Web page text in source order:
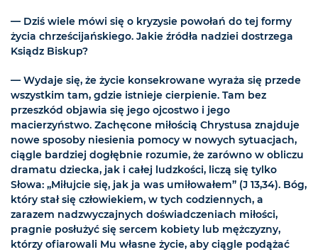
— Dziś wiele mówi się o kryzysie powołań do tej formy
życia chrześcijańskiego. Jakie źródła nadziei dostrzega
Ksiądz Biskup?
— Wydaje się, że życie konsekrowane wyraża się przede
wszystkim tam, gdzie istnieje cierpienie. Tam bez
przeszkód objawia się jego ojcostwo i jego
macierzyństwo. Zachęcone miłością Chrystusa znajduje
nowe sposoby niesienia pomocy w nowych sytuacjach,
ciągle bardziej dogłębnie rozumie, że zarówno w obliczu
dramatu dziecka, jak i całej ludzkości, liczą się tylko
Słowa: „Miłujcie się, jak ja was umiłowałem” (J 13,34). Bóg,
który stał się człowiekiem, w tych codziennych, a
zarazem nadzwyczajnych doświadczeniach miłości,
pragnie posłużyć się sercem kobiety lub mężczyzny,
którzy ofiarowali Mu własne życie, aby ciągle podążać